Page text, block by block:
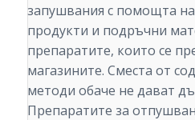
запушвания с помощта
продукти и подръчни
препаратите, които се
магазините. Сместа от
методи обаче не дават
Препаратите за